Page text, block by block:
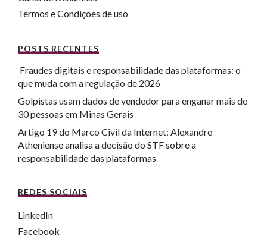
Termos e Condições de uso
POSTS RECENTES
Fraudes digitais e responsabilidade das plataformas: o
que muda com a regulação de 2026
Golpistas usam dados de vendedor para enganar mais de
30 pessoas em Minas Gerais
Artigo 19 do Marco Civil da Internet: Alexandre
Atheniense analisa a decisão do STF sobre a
responsabilidade das plataformas
REDES SOCIAIS
LinkedIn
Facebook